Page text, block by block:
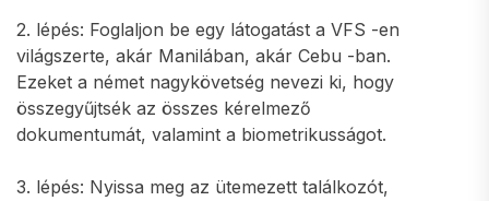
2. lépés: Foglaljon be egy látogatást a VFS -en
világszerte, akár Manilában, akár Cebu -ban.
Ezeket a német nagykövetség nevezi ki, hogy
összegyűjtsék az összes kérelmező
dokumentumát, valamint a biometrikusságot.
3. lépés: Nyissa meg az ütemezett találkozót,